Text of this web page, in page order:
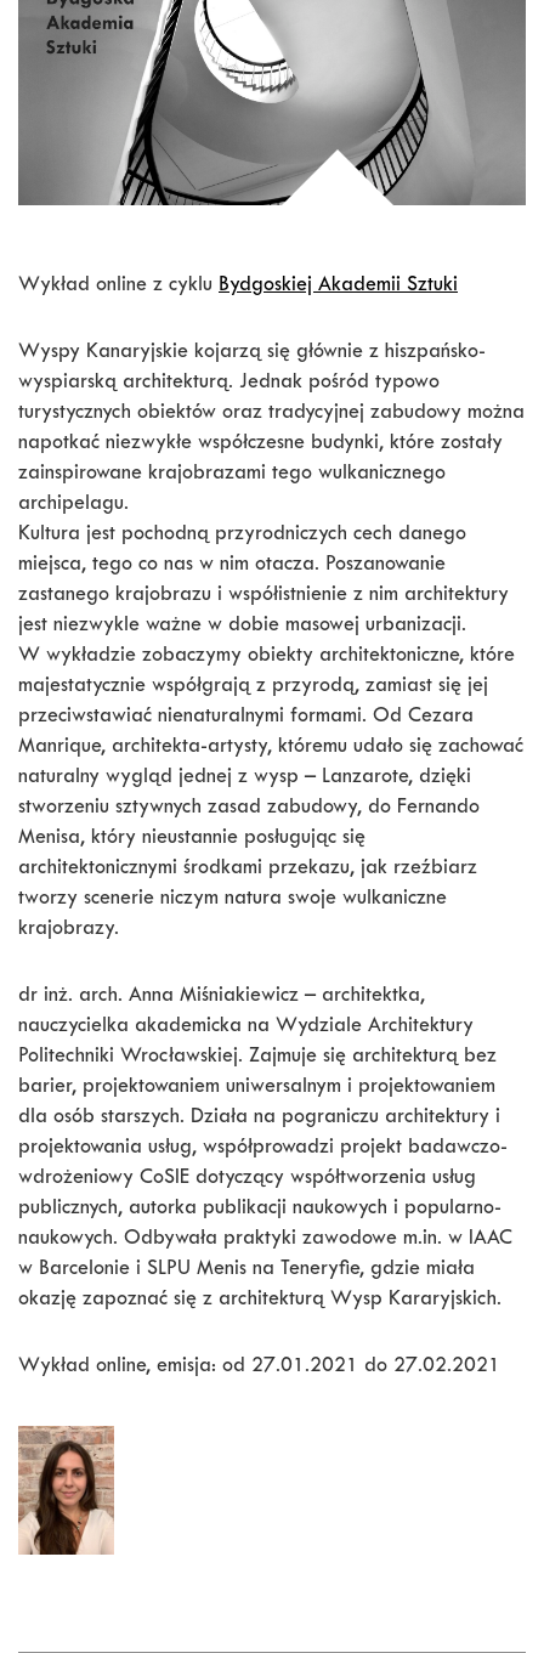
Wykład online z cyklu Bydgoskiej Akademii Sztuki
Wyspy Kanaryjskie kojarzą się głównie z hiszpańsko-
wyspiarską architekturą. Jednak pośród typowo
turystycznych obiektów oraz tradycyjnej zabudowy można
napotkać niezwykłe współczesne budynki, które zostały
zainspirowane krajobrazami tego wulkanicznego
archipelagu.
Kultura jest pochodną przyrodniczych cech danego
miejsca, tego co nas w nim otacza. Poszanowanie
zastanego krajobrazu i współistnienie z nim architektury
jest niezwykle ważne w dobie masowej urbanizacji.
W wykładzie zobaczymy obiekty architektoniczne, które
majestatycznie współgrają z przyrodą, zamiast się jej
przeciwstawiać nienaturalnymi formami. Od Cezara
Manrique, architekta-artysty, któremu udało się zachować
naturalny wygląd jednej z wysp – Lanzarote, dzięki
stworzeniu sztywnych zasad zabudowy, do Fernando
Menisa, który nieustannie posługując się
architektonicznymi środkami przekazu, jak rzeźbiarz
tworzy scenerie niczym natura swoje wulkaniczne
krajobrazy.
dr inż. arch. Anna Miśniakiewicz – architektka,
nauczycielka akademicka na Wydziale Architektury
Politechniki Wrocławskiej. Zajmuje się architekturą bez
barier, projektowaniem uniwersalnym i projektowaniem
dla osób starszych. Działa na pograniczu architektury i
projektowania usług, współprowadzi projekt badawczo-
wdrożeniowy CoSIE dotyczący współtworzenia usług
publicznych, autorka publikacji naukowych i popularno-
naukowych. Odbywała praktyki zawodowe m.in. w IAAC
w Barcelonie i SLPU Menis na Teneryfie, gdzie miała
okazję zapoznać się z architekturą Wysp Kararyjskich.
Wykład online, emisja: od 27.01.2021 do 27.02.2021